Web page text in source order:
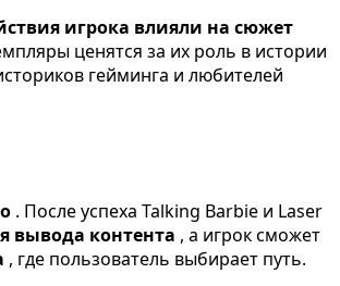
игрока влияли на сюжет
ценятся за их роль в истории
гейминга и любителей
. После успеха Talking Barbie и Laser
вывода контента , а игрок сможет
, где пользователь выбирает путь.